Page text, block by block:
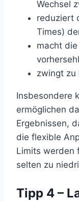
Wechsel
reduziert
Times)
macht die
zwingt zu
Insbesondere
ermöglichen
Ergebnissen,
die flexible
Limits werden
selten zu
Tipp 4 –